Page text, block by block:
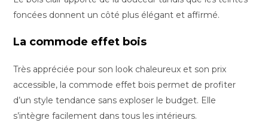
foncées donnent un côté plus élégant et affirmé.
La commode effet bois
Très appréciée pour son look chaleureux et son prix
accessible, la commode effet bois permet de profiter
d’un style tendance sans exploser le budget. Elle
s’intègre facilement dans tous les intérieurs.